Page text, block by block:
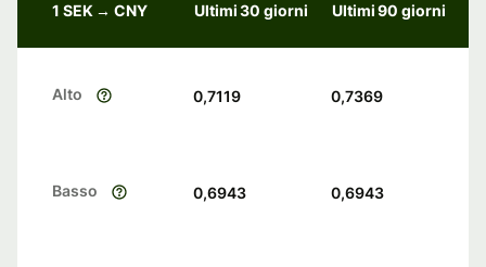
1 SEK → CNY Ultimi 30 giorni Ultimi 90 giorni
Alto 0,7119 0,7369
Basso 0,6943 0,6943